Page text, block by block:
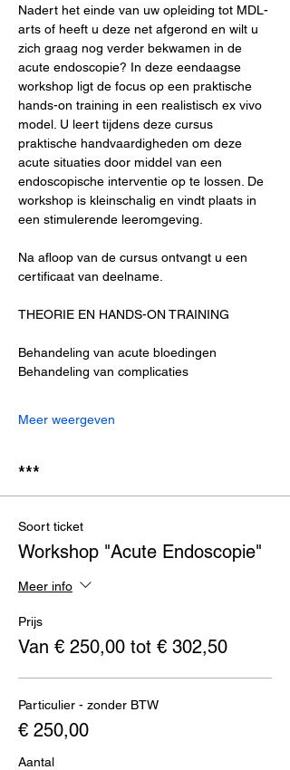
Nadert het einde van uw opleiding tot MDL-
arts of heeft u deze net afgerond en wilt u
zich graag nog verder bekwamen in de
acute endoscopie? In deze eendaagse
workshop ligt de focus op een praktische
hands-on training in een realistisch ex vivo
model. U leert tijdens deze cursus
praktische handvaardigheden om deze
acute situaties door middel van een
endoscopische interventie op te lossen. De
workshop is kleinschalig en vindt plaats in
een stimulerende leeromgeving.
Na afloop van de cursus ontvangt u een
certificaat van deelname.
THEORIE EN HANDS-ON TRAINING
Behandeling van acute bloedingen
Behandeling van complicaties
Meer weergeven
***
Soort ticket
Workshop "Acute Endoscopie"
Meer info
Prijs
Van € 250,00 tot € 302,50
Particulier - zonder BTW
€ 250,00
Aantal